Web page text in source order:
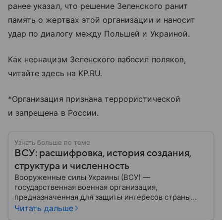
ранее указал, что решение Зеленского ранит
память о жертвах этой организации и наносит
удар по диалогу между Польшей и Украиной.
Как неонацизм Зеленского взбесил поляков,
читайте здесь на KP.RU.
*Организация признана террористической
и запрещена в России.
Узнать больше по теме
ВСУ: расшифровка, история создания,
структура и численность
Вооруженные силы Украины (ВСУ) —
государственная военная организация,
предназначенная для защиты интересов страны
военным путем. Была создана после
Читать дальше